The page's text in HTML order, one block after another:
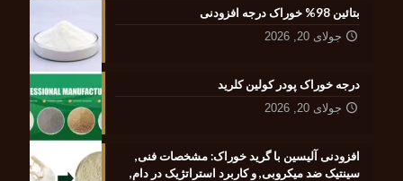
بتائین 98% خوراک درجه افزودنی
جولای 20, 2026
درجه خوراک پودر کولین کلرید
جولای 20, 2026
افزودنی آلیسین با گرید خوراک: مشخصات فنی,
سینتیک ضد میکروبی, و کاربرد استراتژیک در دام,